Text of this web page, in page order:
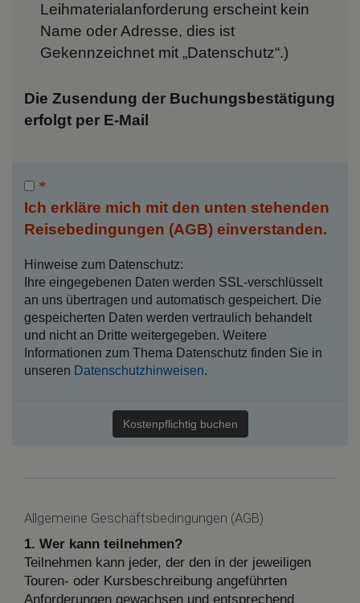
Leihmaterialanforderung erscheint kein
Name oder Adresse, dies ist
Gekennzeichnet mit „Datenschutz“.)
Die Zusendung der Buchungsbestätigung
erfolgt per E-Mail
Ich erkläre mich mit den unten stehenden
Reisebedingungen (AGB) einverstanden.
Hinweise zum Datenschutz:
Ihre eingegebenen Daten werden SSL-verschlüsselt
an uns übertragen und automatisch gespeichert. Die
gespeicherten Daten werden vertraulich behandelt
und nicht an Dritte weitergegeben. Weitere
Informationen zum Thema Datenschutz finden Sie in
unseren Datenschutzhinweisen.
Allgemeine Geschäftsbedingungen (AGB)
1. Wer kann teilnehmen?
Teilnehmen kann jeder, der den in der jeweiligen
Touren- oder Kursbeschreibung angeführten
Anforderungen gewachsen und entsprechend